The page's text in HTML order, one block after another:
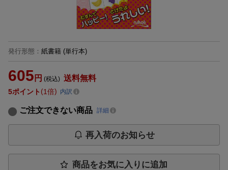
発行形態 ： 紙書籍 (単行本)
605 円 (税込) 送料無料
5ポイント 1倍 内訳
ご注文できない商品 詳細
再入荷のお知らせ
商品をお気に入りに追加